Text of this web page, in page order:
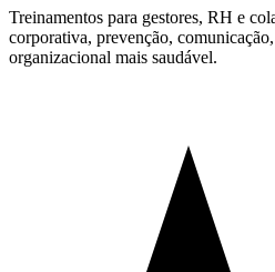
Treinamentos para gestores, RH e
corporativa, prevenção,
organizacional mais saudável.